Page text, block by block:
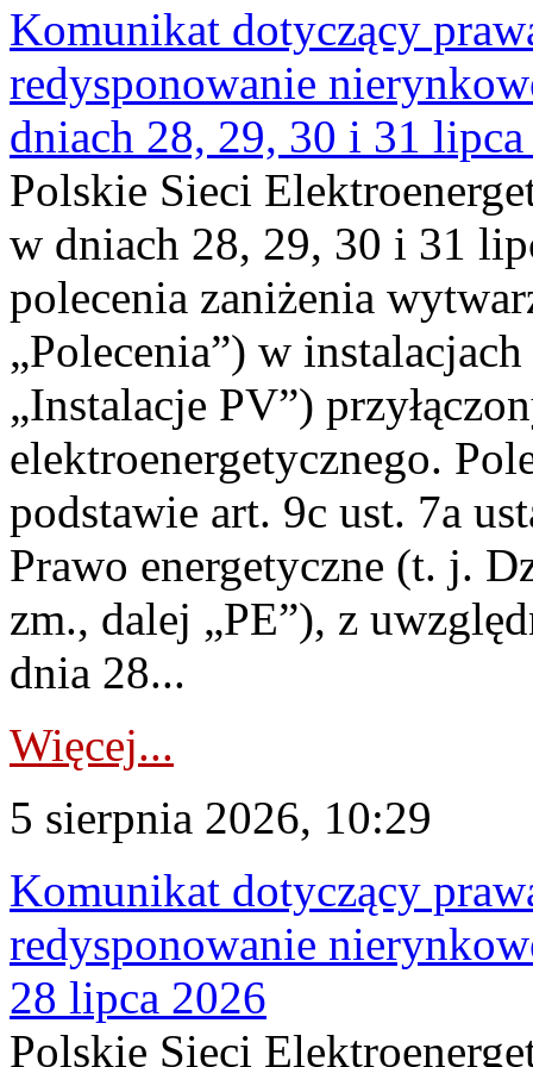
Komunikat dotyczący
redysponowanie
dniach 28, 29, 30 i 31
Polskie Sieci
w dniach 28, 29, 30 i 31
polecenia zaniżenia
„Polecenia”) w
„Instalacje PV”)
elektroenergetycznego.
podstawie art. 9c ust. 7a
Prawo energetyczne (t. j.
zm., dalej „PE”), z
dnia 28...
Więcej...
5 sierpnia 2026, 10:29
Komunikat dotyczący
redysponowanie
28 lipca 2026
Polskie Sieci